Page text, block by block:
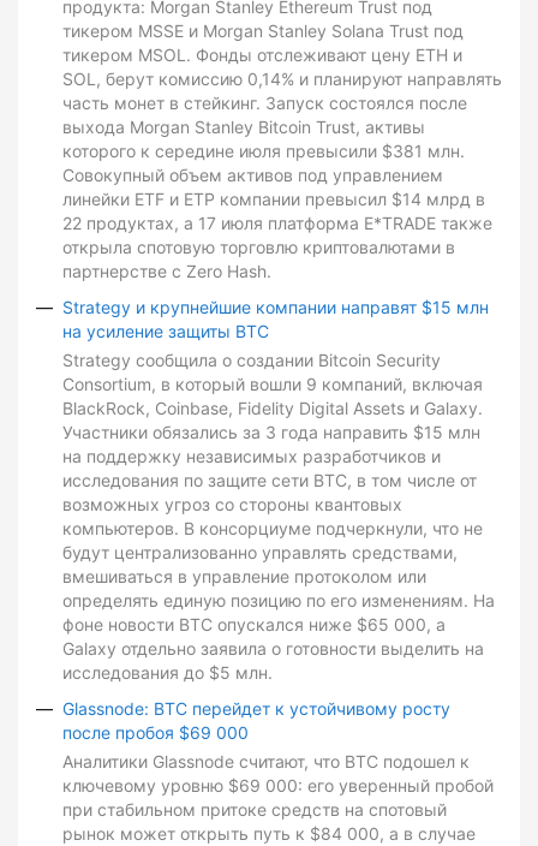
продукта: Morgan Stanley Ethereum Trust под
тикером MSSE и Morgan Stanley Solana Trust под
тикером MSOL. Фонды отслеживают цену ETH и
SOL, берут комиссию 0,14% и планируют направлять
часть монет в стейкинг. Запуск состоялся после
выхода Morgan Stanley Bitcoin Trust, активы
которого к середине июля превысили $381 млн.
Совокупный объем активов под управлением
линейки ETF и ETP компании превысил $14 млрд в
22 продуктах, а 17 июля платформа E*TRADE также
открыла спотовую торговлю криптовалютами в
партнерстве с Zero Hash.
Strategy и крупнейшие компании направят $15 млн
на усиление защиты BTC
Strategy сообщила о создании Bitcoin Security
Consortium, в который вошли 9 компаний, включая
BlackRock, Coinbase, Fidelity Digital Assets и Galaxy.
Участники обязались за 3 года направить $15 млн
на поддержку независимых разработчиков и
исследования по защите сети BTC, в том числе от
возможных угроз со стороны квантовых
компьютеров. В консорциуме подчеркнули, что не
будут централизованно управлять средствами,
вмешиваться в управление протоколом или
определять единую позицию по его изменениям. На
фоне новости BTC опускался ниже $65 000, а
Galaxy отдельно заявила о готовности выделить на
исследования до $5 млн.
Glassnode: BTC перейдет к устойчивому росту
после пробоя $69 000
Аналитики Glassnode считают, что BTC подошел к
ключевому уровню $69 000: его уверенный пробой
при стабильном притоке средств на спотовый
рынок может открыть путь к $84 000, а в случае